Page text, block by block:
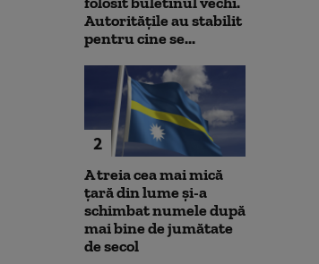
Autoritățile au stabilit
pentru cine se...
2
A treia cea mai mică
țară din lume și-a
schimbat numele după
mai bine de jumătate
de secol